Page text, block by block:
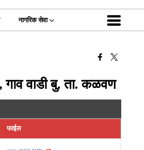
नागरिक सेवा
वाडी बु. ता. कळवण
फाईल